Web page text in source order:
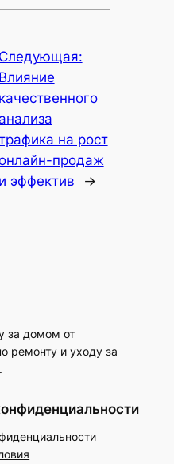
Следующая:
Влияние
качественного
анализа
на рост
продаж
и эффектив
→
за домом от
ремонту и уходу за